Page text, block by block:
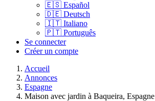
🇪🇸 Español
🇩🇪 Deutsch
🇮🇹 Italiano
🇵🇹 Português
Se connecter
Créer un compte
Accueil
Annonces
Espagne
Maison avec jardin à Baqueira, Espagne